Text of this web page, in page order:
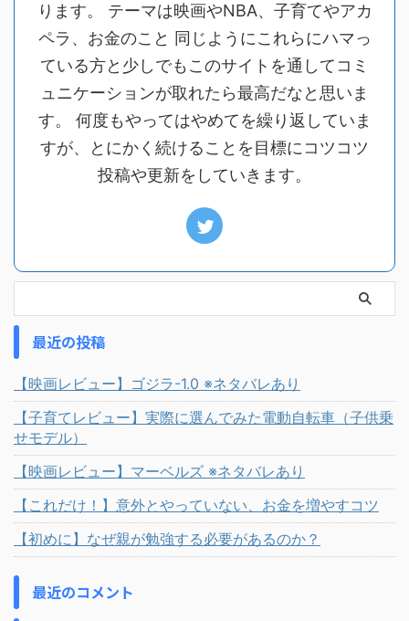
ります。 テーマは映画やNBA、子育てやアカ
ペラ、お金のこと 同じようにこれらにハマっ
ている方と少しでもこのサイトを通してコミ
ュニケーションが取れたら最高だなと思いま
す。 何度もやってはやめてを繰り返していま
すが、とにかく続けることを目標にコツコツ
投稿や更新をしていきます。
最近の投稿
【映画レビュー】ゴジラ-1.0 ※ネタバレあり
【子育てレビュー】実際に選んでみた電動自転車（子供乗
せモデル）
【映画レビュー】マーベルズ ※ネタバレあり
【これだけ！】意外とやっていない、お金を増やすコツ
【初めに】なぜ親が勉強する必要があるのか？
最近のコメント